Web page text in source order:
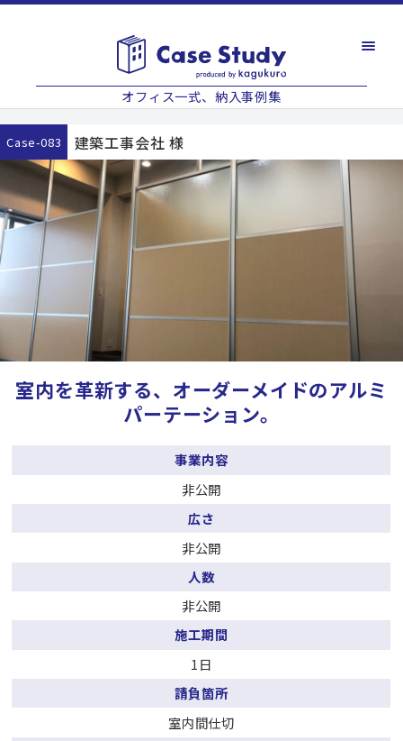
オフィス一式、納入事例集
case-083 建築工事会社 様
室内を革新する、オーダーメイドのアルミ
パーテーション。
事業内容
非公開
広さ
非公開
人数
非公開
施工期間
1日
請負箇所
室内間仕切